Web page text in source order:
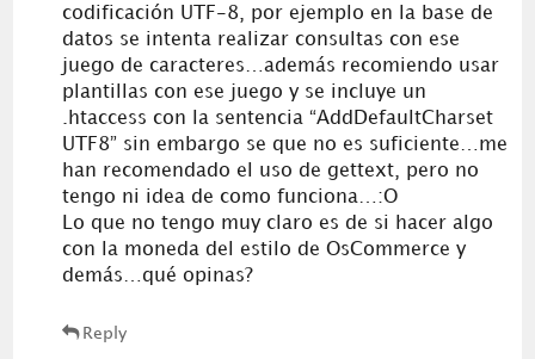
codificación UTF-8, por ejemplo en la base de
datos se intenta realizar consultas con ese
juego de caracteres…además recomiendo usar
plantillas con ese juego y se incluye un
.htaccess con la sentencia “AddDefaultCharset
UTF8” sin embargo se que no es suficiente…me
han recomendado el uso de gettext, pero no
tengo ni idea de como funciona…:O
Lo que no tengo muy claro es de si hacer algo
con la moneda del estilo de OsCommerce y
demás…qué opinas?
Reply